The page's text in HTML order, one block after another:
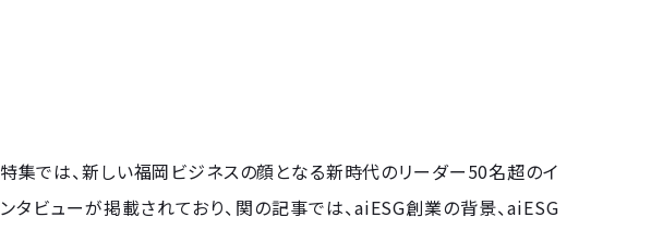
特集では、新しい福岡ビジネスの顔となる新時代のリーダー50名超のイ
ンタビューが掲載されており、関の記事では、aiESG創業の背景、aiESG